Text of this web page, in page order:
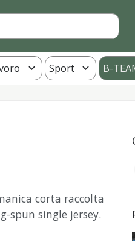
Sport B-
corta raccolta
spun single jersey.